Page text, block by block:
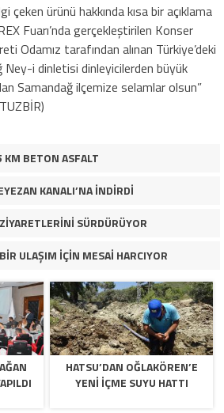
çeken ürünü hakkında kısa bir açıklama
Fuarı’nda gerçekleştirilen Konser
Odamız tarafından alınan Türkiye’deki
i dinletisi dinleyicilerden büyük
Samandağ ilçemize selamlar olsun”
KM BETON ASFALT
KANALI’NA İNDİRDİ
SÜRDÜRÜYOR
ULAŞIM İÇİN MESAİ HARCIYOR
HATSU’DAN OĞLAKÖREN’E
YENİ İÇME SUYU HATTI